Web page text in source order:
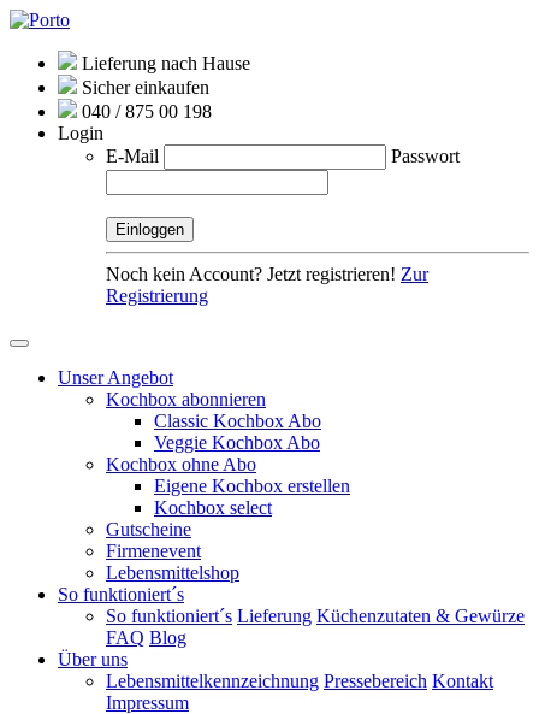
Lieferung nach Hause
Sicher einkaufen
040 / 875 00 198
Login
E-Mail
Passwort
Noch kein Account? Jetzt registrieren! Zur
Registrierung
Unser Angebot
Kochbox abonnieren
Classic Kochbox Abo
Veggie Kochbox Abo
Kochbox ohne Abo
Eigene Kochbox erstellen
Kochbox select
Gutscheine
Firmenevent
Lebensmittelshop
So funktioniert´s
So funktioniert´s Lieferung Küchenzutaten & Gewürze
FAQ Blog
Über uns
Lebensmittelkennzeichnung Pressebereich Kontakt
Impressum